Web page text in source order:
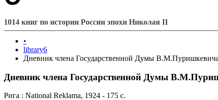
1014 книг по истории России эпохи Николая II
•
library6
Дневник члена Государственной Думы В.М.Пуришкевича
Дневник члена Государственной Думы
Рига : National Reklama, 1924 - 175 с.